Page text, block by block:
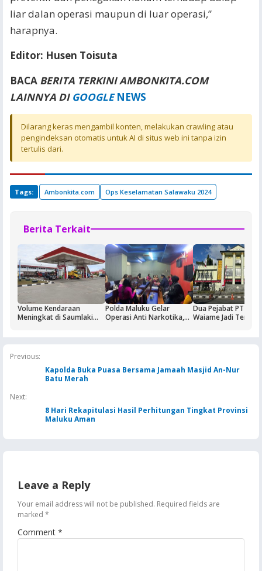
liar dalan operasi maupun di luar operasi,”
harapnya.
Editor: Husen Toisuta
BACA BERITA TERKINI AMBONKITA.COM
LAINNYA DI GOOGLENEWS
Dilarang keras mengambil konten, melakukan crawling atau
pengindeksan otomatis untuk AI di situs web ini tanpa izin
tertulis dari.
Tags: Ambonkita.com Ops Keselamatan Salawaku 2024
Berita Terkait
Volume Kendaraan
Meningkat di Saumlaki
Jaga Keandalan Suplai
BBM
Polda Maluku Gelar
Operasi Anti Narkotika,
Dua Pejabat PT Dok
Waiame Jadi
Previous:
Kapolda Buka Puasa Bersama Jamaah Masjid An-Nur
Batu Merah
Next:
8 Hari Rekapitulasi Hasil Perhitungan Tingkat Provinsi
Maluku Aman
Leave a Reply
Your email address will not be published. Required fields are
marked *
Comment *